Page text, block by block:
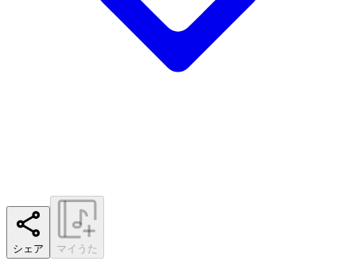
シェア マイうた